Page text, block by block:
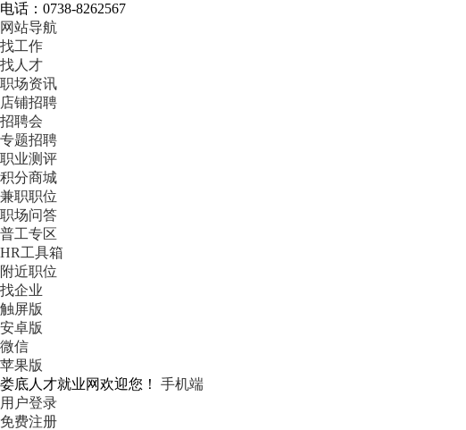
电话：0738-8262567
网站导航
找工作
找人才
职场资讯
店铺招聘
招聘会
专题招聘
职业测评
积分商城
兼职职位
职场问答
普工专区
HR工具箱
附近职位
找企业
触屏版
安卓版
微信
苹果版
娄底人才就业网欢迎您！
手机端
用户登录
免费注册